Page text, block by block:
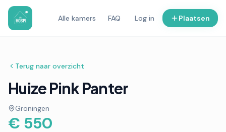
Alle kamers FAQ Log in Plaatsen
Terug naar overzicht
Huize Pink Panter
Groningen
€ 550